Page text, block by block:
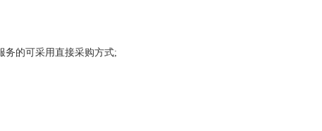
务的可采用直接采购方式;